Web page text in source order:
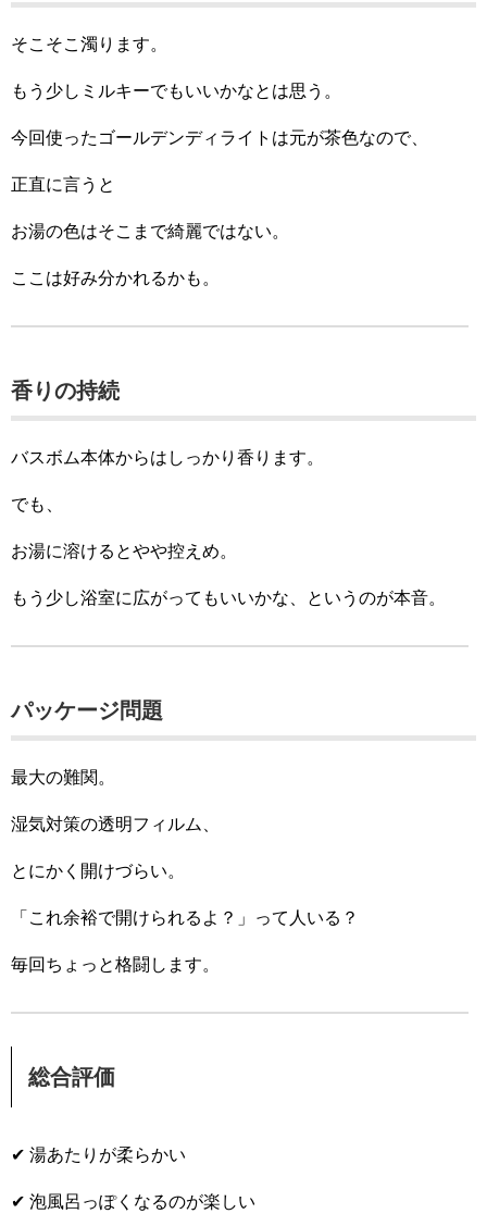
そこそこ濁ります。
もう少しミルキーでもいいかなとは思う。
今回使ったゴールデンディライトは元が茶色なので、
正直に言うと
お湯の色はそこまで綺麗ではない。
ここは好み分かれるかも。
香りの持続
バスボム本体からはしっかり香ります。
でも、
お湯に溶けるとやや控えめ。
もう少し浴室に広がってもいいかな、というのが本音。
パッケージ問題
最大の難関。
湿気対策の透明フィルム、
とにかく開けづらい。
「これ余裕で開けられるよ？」って人いる？
毎回ちょっと格闘します。
総合評価
✔ 湯あたりが柔らかい
✔ 泡風呂っぽくなるのが楽しい